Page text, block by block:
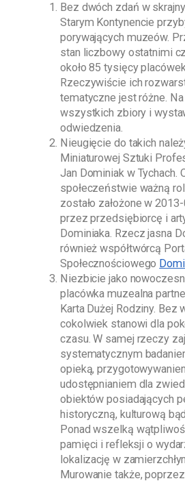
Bez dwóch zdań w
Starym Kontynencie
porywających muzeów.
stan liczbowy ostatnimi
około 85 tysięcy
Rzeczywiście ich
tematyczne jest różne.
wszystkich zbiory i
odwiedzenia.
Nieugięcie do takich
Miniaturowej Sztuki
Jan Dominiak w Tychach.
społeczeństwie ważną
zostało założone w
przez przedsiębiorcę i
Dominiaka. Rzecz jasna
również współtwórcą
Społecznościowego
Niezbicie jako
placówka muzealna
Karta Dużej Rodziny. Bez
cokolwiek stanowi dla
czasu. W samej rzeczy
systematycznym
opieką,
udostępnianiem dla
obiektów posiadających
historyczną, kulturową
Ponad wszelką
pamięci i refleksji o
lokalizację w
Murowanie także,